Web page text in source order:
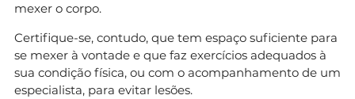
mexer o corpo.
Certifique-se, contudo, que tem espaço suficiente para
se mexer à vontade e que faz exercícios adequados à
sua condição física, ou com o acompanhamento de um
especialista, para evitar lesões.